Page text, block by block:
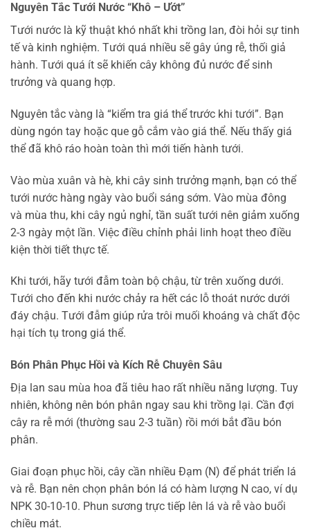
Nguyên Tắc Tưới Nước “Khô – Ướt”
Tưới nước là kỹ thuật khó nhất khi trồng lan, đòi hỏi sự tinh
tế và kinh nghiệm. Tưới quá nhiều sẽ gây úng rễ, thối giả
hành. Tưới quá ít sẽ khiến cây không đủ nước để sinh
trưởng và quang hợp.
Nguyên tắc vàng là “kiểm tra giá thể trước khi tưới”. Bạn
dùng ngón tay hoặc que gỗ cắm vào giá thể. Nếu thấy giá
thể đã khô ráo hoàn toàn thì mới tiến hành tưới.
Vào mùa xuân và hè, khi cây sinh trưởng mạnh, bạn có thể
tưới nước hàng ngày vào buổi sáng sớm. Vào mùa đông
và mùa thu, khi cây ngủ nghỉ, tần suất tưới nên giảm xuống
2-3 ngày một lần. Việc điều chỉnh phải linh hoạt theo điều
kiện thời tiết thực tế.
Khi tưới, hãy tưới đẫm toàn bộ chậu, từ trên xuống dưới.
Tưới cho đến khi nước chảy ra hết các lỗ thoát nước dưới
đáy chậu. Tưới đẫm giúp rửa trôi muối khoáng và chất độc
hại tích tụ trong giá thể.
Bón Phân Phục Hồi và Kích Rễ Chuyên Sâu
Địa lan sau mùa hoa đã tiêu hao rất nhiều năng lượng. Tuy
nhiên, không nên bón phân ngay sau khi trồng lại. Cần đợi
cây ra rễ mới (thường sau 2-3 tuần) rồi mới bắt đầu bón
phân.
Giai đoạn phục hồi, cây cần nhiều Đạm (N) để phát triển lá
và rễ. Bạn nên chọn phân bón lá có hàm lượng N cao, ví dụ
NPK 30-10-10. Phun sương trực tiếp lên lá và rễ vào buổi
chiều mát.